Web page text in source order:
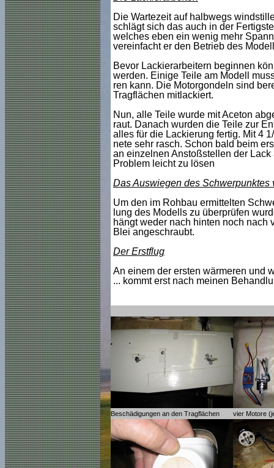
Die Wartezeit auf halbwegs
schlägt sich das auch in der
welches eben ein wenig mehr
vereinfacht er den Betrieb des
Bevor Lackierarbeitern beginnen
werden. Einige Teile am Modell
ren kann. Die Motorgondeln sind
Tragflächen mitlackiert.
Nun, alle Teile wurde mit Aceton
raut. Danach wurden die Teile zur
alles für die Lackierung fertig. Mit 4
nete sehr rasch. Schon bald beim
an einzelnen Anstoßstellen der
Problem leicht zu lösen
Das Auswiegen des Schwerpunktes
Um den im Rohbau ermittelten
lung des Modells zu überprüfen
hängt weder nach hinten noch nach
Blei angeschraubt.
Der Erstflug
An einem der ersten wärmeren und
... kommt erst nach meinen
Beschädigungen an den Tragflächen vier Motore